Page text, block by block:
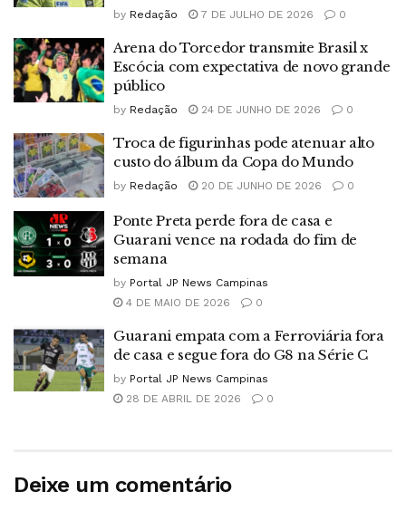
by Redação 7 DE JULHO DE 2026 0
Arena do Torcedor transmite Brasil x
Escócia com expectativa de novo grande
público
by Redação 24 DE JUNHO DE 2026 0
Troca de figurinhas pode atenuar alto
custo do álbum da Copa do Mundo
by Redação 20 DE JUNHO DE 2026 0
Ponte Preta perde fora de casa e
Guarani vence na rodada do fim de
semana
by Portal JP News Campinas
4 DE MAIO DE 2026
0
Guarani empata com a Ferroviária fora
de casa e segue fora do G8 na Série C
by Portal JP News Campinas
28 DE ABRIL DE 2026
0
Deixe um comentário